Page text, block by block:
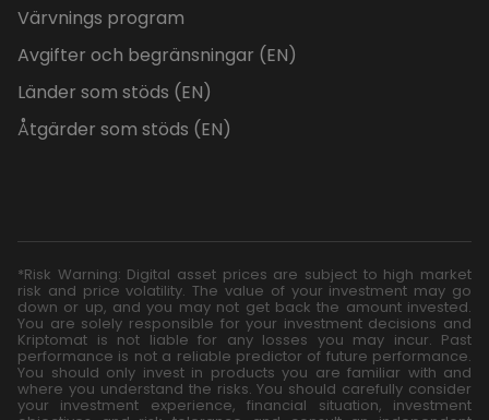
Värvnings program
Avgifter och begränsningar (EN)
Länder som stöds (EN)
Åtgärder som stöds (EN)
*Risk Warning: Digital asset prices are subject to high market
risk and price volatility. The value of your investment may go
down or up, and you may not get back the amount invested.
You are solely responsible for your investment decisions and
Kriptomat is not liable for any losses you may incur. Past
performance is not a reliable predictor of future performance.
You should only invest in products you are familiar with and
where you understand the risks. You should carefully consider
your investment experience, financial situation, investment